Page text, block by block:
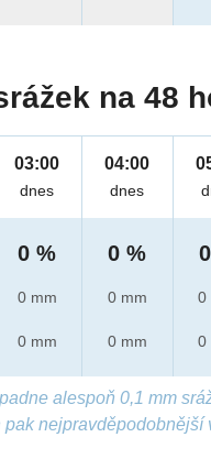
na 48
03:00
dnes
0 %
0 mm
0 mm
04:00
dnes
0 %
0 mm
0 mm
0
0
alespoň 0,1 mm